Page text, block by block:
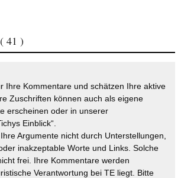
( 41 )
Ihre Kommentare und schätzen Ihre aktive
Zuschriften können auch als eigene
erscheinen oder in unserer
Einblick“.
Argumente nicht durch Unterstellungen,
inakzeptable Worte und Links. Solche
frei. Ihre Kommentare werden
Verantwortung bei TE liegt. Bitte